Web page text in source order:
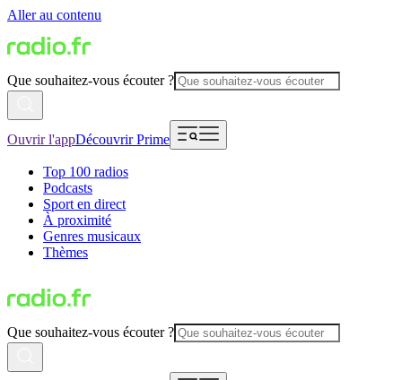
Aller au contenu
Que souhaitez-vous écouter ?
Ouvrir l'appDécouvrir Prime
Top 100 radios
Podcasts
Sport en direct
À proximité
Genres musicaux
Thèmes
Que souhaitez-vous écouter ?